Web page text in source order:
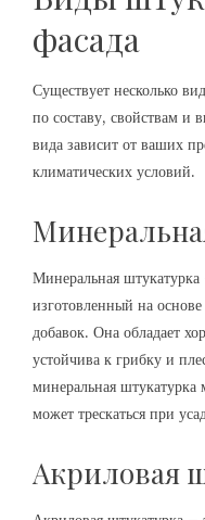
фасада
Существует несколько
по составу, свойствам и
вида зависит от ваших
климатических условий.
Минеральная штукатурка
изготовленный на
добавок. Она обладает
устойчива к грибку и
минеральная штукатурка
может трескаться при
Акриловая